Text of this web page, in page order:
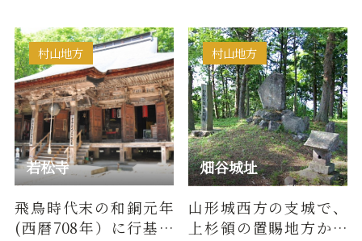
旧石器時代から戦国時
代に至る…
若松寺
村山地方
飛鳥時代末の和銅元年
(西暦708年）に行基菩
畑谷城址
村山地方
山形城西方の支城で、
上杉領の置賜地方から